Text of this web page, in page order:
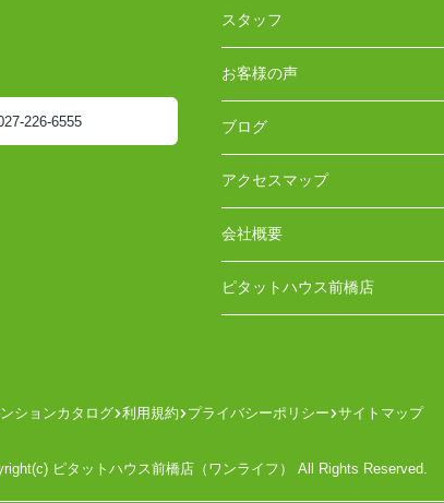
226-6555
スタッフ
お客様の声
ブログ
アクセスマップ
会社概要
ピタットハウス前橋店
ションカタログ 利用規約 プライバシーポリシー サイトマップ
ピタットハウス前橋店（ワンライフ） All Rights Reserved.